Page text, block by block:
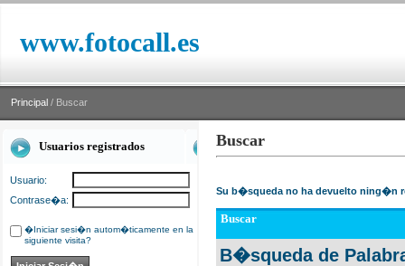
www.fotocall.es
Principal / Buscar
Usuarios registrados
Usuario:
Contrase�a:
�Iniciar sesi�n autom�ticamente en la
siguiente visita?
Buscar
Su b�squeda no ha devuelto ning�n
Buscar
B�squeda de